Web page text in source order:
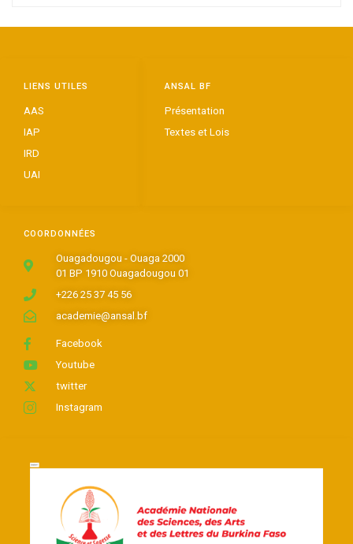
COORDONNÉES
Ouagadougou - Ouaga 2000
01 BP 1910 Ouagadougou 01
+226 25 37 45 56
academie@ansal.bf
Facebook
Youtube
twitter
Instagram
ANSAL BF
Présentation
Textes et Lois
LIENS UTILES
AAS
IAP
IRD
UAI